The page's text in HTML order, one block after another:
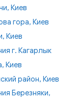
Киев
гора, Киев
Киев
г. Кагарлык
Киев
район, Киев
Березняки,